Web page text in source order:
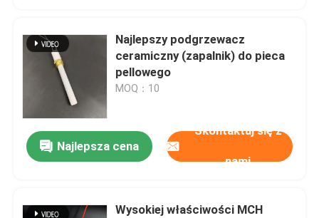
Do domu
Najlepszy podgrzewacz
ceramiczny (zapalnik) do pieca
pellowego
MOQ：10
Najlepsza cena
Skontaktuj się z
nami
Wysokiej właściwości MCH